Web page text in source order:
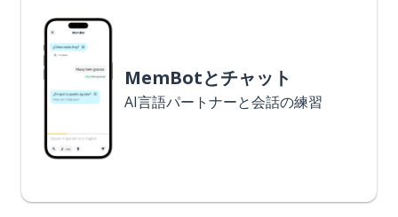
MemBotとチャット
AI言語パートナーと会話の練習